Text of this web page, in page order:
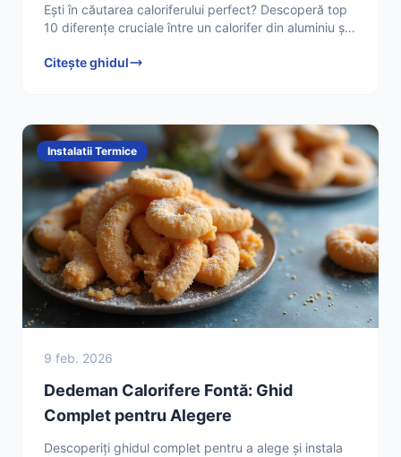
Ești în căutarea caloriferului perfect? Descoperă top
10 diferențe cruciale între un calorifer din aluminiu și
Citește ghidul
Instalatii Termice
9 feb. 2026
Dedeman Calorifere Fontă: Ghid
Complet pentru Alegere
Descoperiți ghidul complet pentru a alege și instala